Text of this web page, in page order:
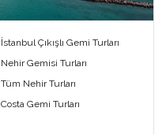
İstanbul Çıkışlı Gemi Turları
Nehir Gemisi Turları
Tüm Nehir Turları
Costa Gemi Turları